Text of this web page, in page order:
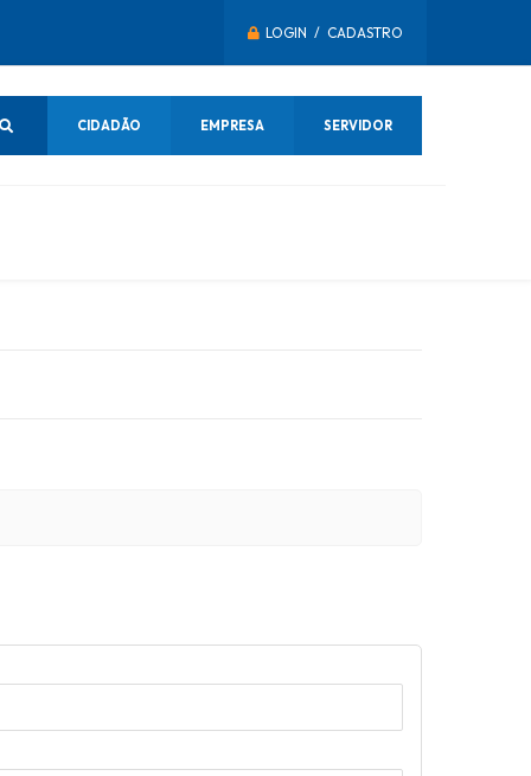
LOGIN / CADASTRO
CIDADÃO EMPRESA SERVIDOR